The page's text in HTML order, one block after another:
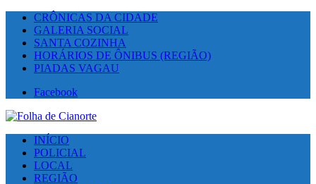
CRÔNICAS DA CIDADE
GALERIA SOCIAL
SANTA COZINHA
HORÁRIOS DE ÔNIBUS (REGIÃO)
PIADAS VAGAU
Facebook
INÍCIO
POLICIAL
LOCAL
REGIÃO